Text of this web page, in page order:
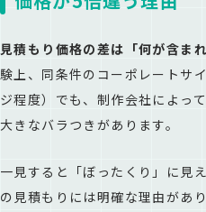
Step 3: 「初期費用」だけで
06 ShareDanに相談が多い
パターン①：「3社見積もり
パターン②：「初期費用は
っている」
い」
見積もり価格の差は「何が含ま
験上、同条件のコーポレートサ
ジ程度）でも、制作会社によっ
大きなバラつきがあります。
一見すると「ぼったくり」に見
の見積もりには明確な理由があ